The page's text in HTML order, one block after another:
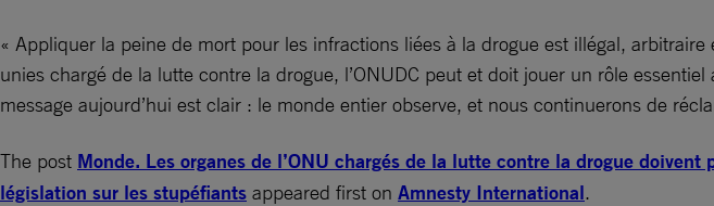
« Appliquer la peine de mort pour les infractions liées à la drogue est illégal,
unies chargé de la lutte contre la drogue, l’ONUDC peut et doit jouer un rôle
message aujourd’hui est clair : le monde entier observe, et nous continuerons de
The post Monde. Les organes de l’ONU chargés de la lutte contre la drogue
législation sur les stupéfiants appeared first on Amnesty International.